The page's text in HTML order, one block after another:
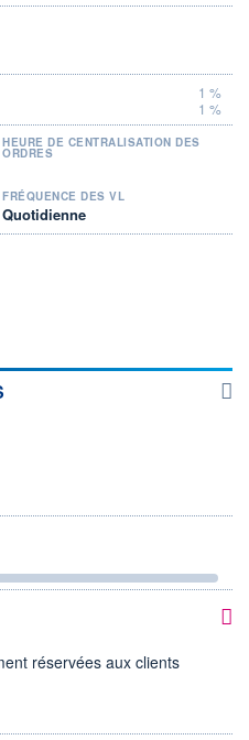
1 %
1 %
HEURE DE CENTRALISATION DES
ORDRES
FRÉQUENCE DES VL
Quotidienne
réservées aux clients